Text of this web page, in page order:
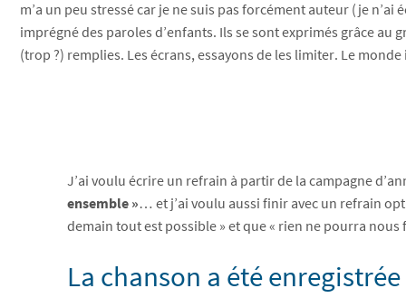
m’a un peu stressé car je ne suis pas forcément auteur (je
imprégné des paroles d’enfants. Ils se sont exprimés grâce au
(trop ?) remplies. Les écrans, essayons de les limiter. Le
J’ai voulu écrire un refrain à partir de la campagne
ensemble »… et j’ai voulu aussi finir avec un refrain
demain tout est possible » et que « rien ne pourra nous
La chanson a été enregistrée